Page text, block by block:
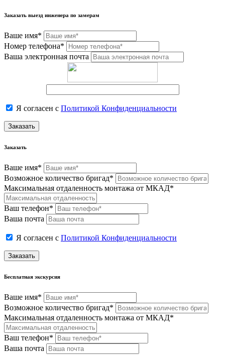
Заказать выезд инженера по замерам
Ваше имя*
Номер телефона*
Ваша электронная почта
Я согласен с Политикой Конфиденциальности
Заказать
Заказать
Ваше имя*
Возможное количество бригад*
Максимальная отдаленность монтажа от МКАД*
Ваш телефон*
Ваша почта
Я согласен с Политикой Конфиденциальности
Заказать
Бесплатная экскурсия
Ваше имя*
Возможное количество бригад*
Максимальная отдаленность монтажа от МКАД*
Ваш телефон*
Ваша почта